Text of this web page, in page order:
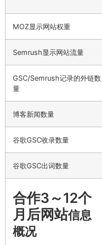
MOZ显示网站权重
Semrush显示网站流量
GSC/Semrush记录的外链数
量
博客新闻数量
谷歌GSC收录数量
谷歌GSC出词数量
合作3～12个
月后网站信息
概况